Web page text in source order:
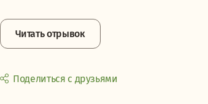
Читать отрывок
Поделиться с друзьями